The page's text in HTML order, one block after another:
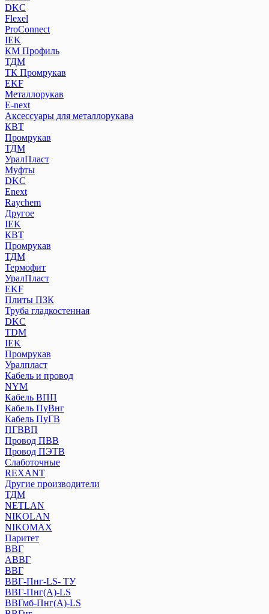
DKC
Flexel
ProConnect
IEK
КМ Профиль
ТДМ
ТК Промрукав
EKF
Металлорукав
E-next
Аксессуары для металлорукава
КВТ
Промрукав
ТДМ
УралПласт
Муфты
DKC
Enext
Raychem
Другое
IEK
КВТ
Промрукав
ТДМ
Термофит
УралПласт
EKF
Плиты ПЗК
Труба гладкостенная
DKC
TDM
IEK
Промрукав
Уралпласт
Кабель и провод
NYM
Кабель ВПП
Кабель ПуВнг
Кабель ПуГВ
ПГВВП
Провод ПВВ
Провод ПЭТВ
Слаботочные
REXANT
Другие производители
ТДМ
NETLAN
NIKOLAN
NIKOMAX
Паритет
ВВГ
АВВГ
ВВГ
ВВГ-Пнг-LS- ТУ
ВВГ-Пнг(А)-LS
ВВГмб-Пнг(А)-LS